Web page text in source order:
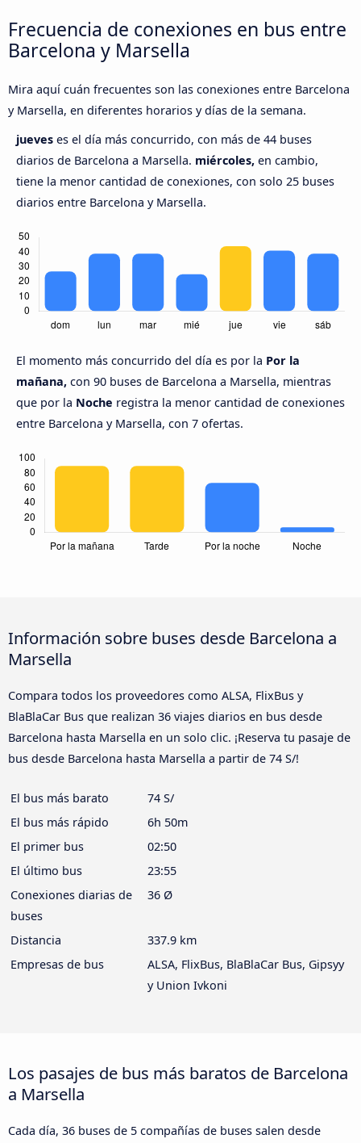
Frecuencia de conexiones en bus entre
Barcelona y Marsella
Mira aquí cuán frecuentes son las conexiones entre Barcelona
y Marsella, en diferentes horarios y días de la semana.
jueves es el día más concurrido, con más de 44 buses
diarios de Barcelona a Marsella. miércoles, en cambio,
tiene la menor cantidad de conexiones, con solo 25 buses
diarios entre Barcelona y Marsella.
El momento más concurrido del día es por la Por la
mañana, con 90 buses de Barcelona a Marsella, mientras
que por la Noche registra la menor cantidad de conexiones
entre Barcelona y Marsella, con 7 ofertas.
Información sobre buses desde Barcelona a
Marsella
Compara todos los proveedores como ALSA, FlixBus y
BlaBlaCar Bus que realizan 36 viajes diarios en bus desde
Barcelona hasta Marsella en un solo clic. ¡Reserva tu pasaje de
bus desde Barcelona hasta Marsella a partir de 74 S/!
El bus más barato
74 S/
El bus más rápido
6h 50m
El primer bus
02:50
El último bus
23:55
Conexiones diarias de
buses
36 Ø
Distancia
337.9 km
Empresas de bus
ALSA, FlixBus, BlaBlaCar Bus, Gipsyy
y Union Ivkoni
Los pasajes de bus más baratos de Barcelona
a Marsella
Cada día, 36 buses de 5 compañías de buses salen desde